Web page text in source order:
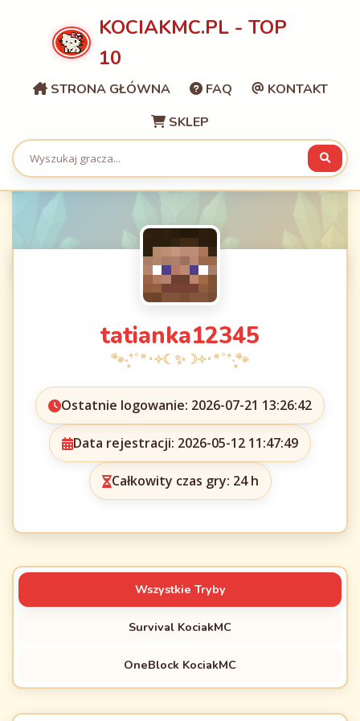
KOCIAKMC.PL - TOP
10
STRONA GŁÓWNA FAQ
KONTAKT
SKLEP
tatianka12345
Ostatnie logowanie: 2026-07-21 13:26:42
Data rejestracji: 2026-05-12 11:47:49
Całkowity czas gry: 24 h
Wszystkie Tryby
Survival KociakMC
OneBlock KociakMC